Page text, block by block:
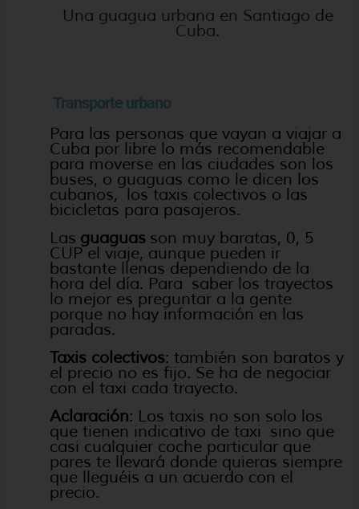
Una guagua urbana en Santiago de
Cuba.
Transporte urbano
Para las personas que vayan a viajar a
Cuba por libre lo más recomendable
para moverse en las ciudades son los
buses, o guaguas como le dicen los
cubanos, los taxis colectivos o las
bicicletas para pasajeros.
Las guaguasson muy baratas, 0, 5
CUP el viaje, aunque pueden ir
bastante llenas dependiendo de la
hora del día. Para saber los trayectos
lo mejor es preguntar a la gente
porque no hay información en las
paradas.
Taxis colectivos: también son baratos y
el precio no es fijo. Se ha de negociar
con el taxi cada trayecto.
Aclaración: Los taxis no son solo los
que tienen indicativo de taxi sino que
casi cualquier coche particular que
pares te llevará donde quieras siempre
que lleguéis a un acuerdo con el
precio.